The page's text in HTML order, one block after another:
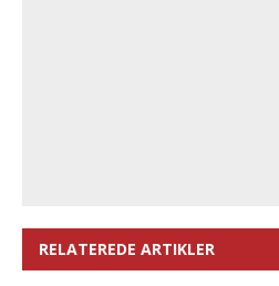
RELATEREDE ARTIKLER